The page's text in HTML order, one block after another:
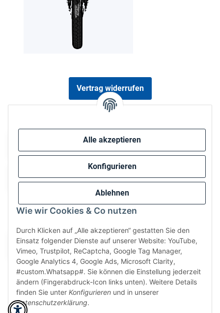
Alle akzeptieren
Konfigurieren
Ablehnen
Wie wir Cookies & Co nutzen
Durch Klicken auf „Alle akzeptieren“ gestatten Sie den
Einsatz folgender Dienste auf unserer Website: YouTube,
Vimeo, Trustpilot, ReCaptcha, Google Tag Manager,
Google Analytics 4, Google Ads, Microsoft Clarity,
#custom.Whatsapp#. Sie können die Einstellung jederzeit
ändern (Fingerabdruck-Icon links unten). Weitere Details
finden Sie unter Konfigurieren und in unserer
Datenschutzerklärung.
Vertrag widerrufen
Wir versenden via:
* Alle Preise inkl. gesetzlicher USt., zzgl.